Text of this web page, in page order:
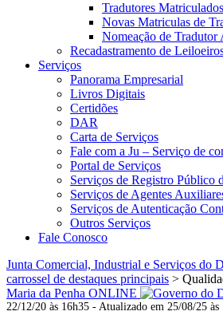
Tradutores Matriculados
Novas Matriculas de
Nomeação de
Recadastramento de
Serviços
Panorama Empresarial
Livros Digitais
Certidões
DAR
Carta de Serviços
Fale com a Ju – Serviço de
Portal de Serviços
Serviços de Registro Público
Serviços de Agentes
Serviços de Autenticação
Outros Serviços
Fale Conosco
Junta Comercial, Industrial e Serviços do
carrossel de destaques principais >
Maria da Penha ONLINE
22/12/20 às 16h35 - Atualizado em 25/08/25 às